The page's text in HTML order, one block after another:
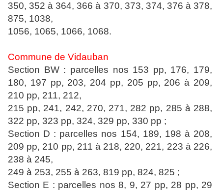
350, 352 à 364, 366 à 370, 373, 374, 376 à 378,
875, 1038,
1056, 1065, 1066, 1068.
Commune de Vidauban
Section BW : parcelles nos 153 pp, 176, 179,
180, 197 pp, 203, 204 pp, 205 pp, 206 à 209,
210 pp, 211, 212,
215 pp, 241, 242, 270, 271, 282 pp, 285 à 288,
322 pp, 323 pp, 324, 329 pp, 330 pp ;
Section D : parcelles nos 154, 189, 198 à 208,
209 pp, 210 pp, 211 à 218, 220, 221, 223 à 226,
238 à 245,
249 à 253, 255 à 263, 819 pp, 824, 825 ;
Section E : parcelles nos 8, 9, 27 pp, 28 pp, 29